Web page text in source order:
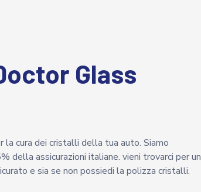
Glass
cura dei cristalli della tua auto. Siamo
della assicurazioni italiane. vieni trovarci per un
e sia se non possiedi la polizza cristalli.